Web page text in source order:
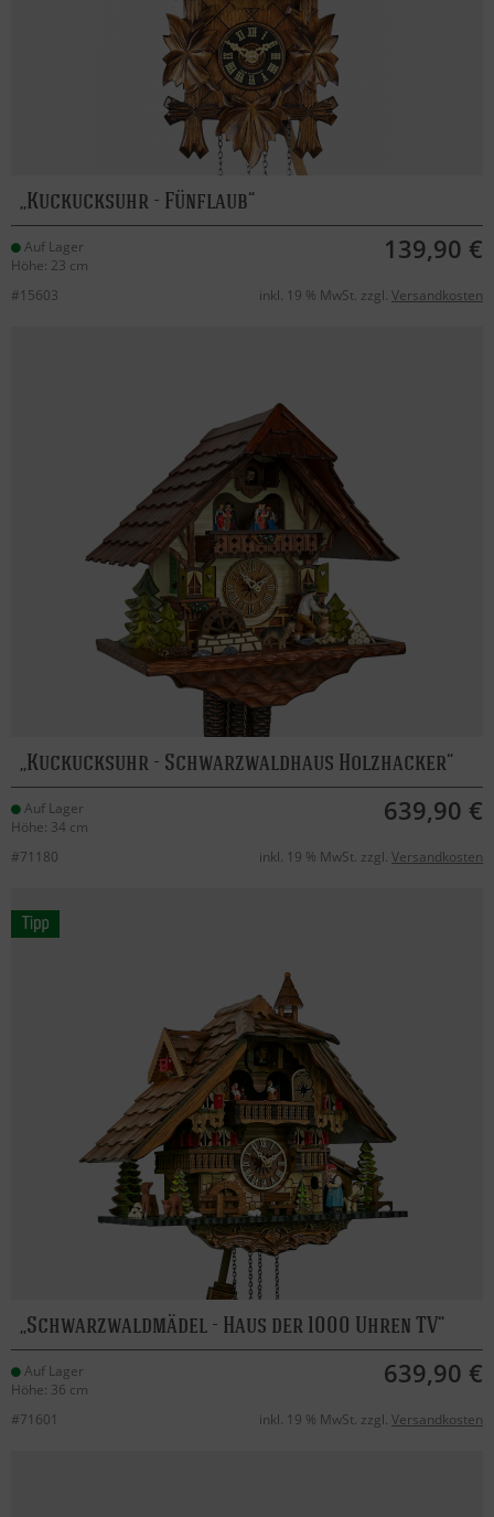
Kuckucksuhr - Fünflaub
Auf Lager
Höhe: 23 cm
139,90 €
#15603 inkl. 19 % MwSt. zzgl. Versandkosten
Kuckucksuhr - Schwarzwaldhaus Holzhacker
Auf Lager
Höhe: 34 cm
639,90 €
#71180 inkl. 19 % MwSt. zzgl. Versandkosten
Schwarzwaldmädel - Haus der 1000 Uhren TV
Auf Lager
Höhe: 36 cm
639,90 €
#71601 inkl. 19 % MwSt. zzgl. Versandkosten